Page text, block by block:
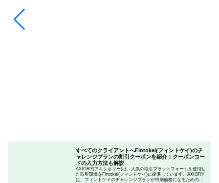
すべてのクライアントへFintokei(フィントケイ)のチ
ャレンジプランの割引クーポンを紹介！クーポンコー
ドの入力方法も解説
AXIORY(アキシオリー)は、人気の取引プラットフォームを使用し
た取引環境をFintokei(フィントケイ)に提供しています。AXIORY
は、フィントケイのチャレンジプランが特別価格になるためのク